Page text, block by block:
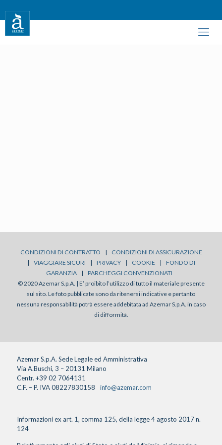
CONDIZIONI DI CONTRATTO |
CONDIZIONI DI ASSICURAZIONE
|
VIAGGIARE SICURI | PRIVACY | COOKIE |
FONDO DI
GARANZIA
|
PARCHEGGI CONVENZIONATI
© 2020 Azemar S.p.A. | E’ proibito l’utilizzo di tutto il materiale presente
sul sito. Le foto pubblicate sono da ritenersi indicative e pertanto
nessuna responsabilità potrà essere addebitata ad Azemar S.p.A. in caso
di difformità.
Azemar S.p.A. Sede Legale ed Amministrativa
Via A.Buschi, 3 – 20131 Milano
Centr. +39 02 7064131
C.F. – P. IVA 08227830158
info@azemar.com
Informazioni ex art. 1, comma 125, della legge 4 agosto 2017 n.
124